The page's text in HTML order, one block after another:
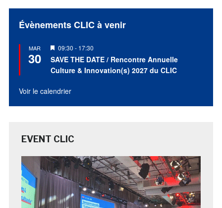
Évènements CLIC à venir
MAR
30
Mis
en
avant
09:30 - 17:30
SAVE THE DATE / Rencontre Annuelle
Culture & Innovation(s) 2027 du CLIC
Voir le calendrier
EVENT CLIC